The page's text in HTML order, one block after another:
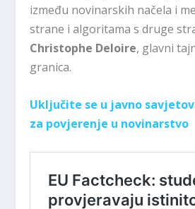
između novinarskih načela i
strane i algoritama s druge
Christophe Deloire, glavni
granica.
Uključite se u javno
za povjerenje u novinarstvo